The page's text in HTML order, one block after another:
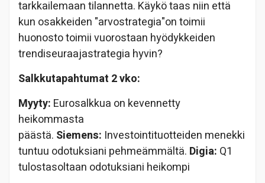
tarkkailemaan tilannetta. Käykö taas niin että
kun osakkeiden "arvostrategia"on toimii
huonosto toimii vuorostaan hyödykkeiden
trendiseuraajastrategia hyvin?
Salkkutapahtumat 2 vko:
Myyty: Eurosalkkua on kevennetty
heikommasta
päästä. Siemens: Investointituotteiden menekki
tuntuu odotuksiani pehmeämmältä. Digia: Q1
tulostasoltaan odotuksiani heikompi